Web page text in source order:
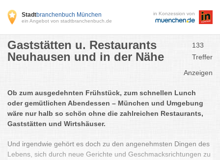
Stadtbranchenbuch München
ein Angebot von stadtbranchenbuch.de
in Konzession von
Gaststätten u. Restaurants
Neuhausen und in der Nähe
133
Treffer
Anzeigen
Ob zum ausgedehnten Frühstück, zum schnellen Lunch
oder gemütlichen Abendessen – München und Umgebung
wäre nur halb so schön ohne die zahlreichen Restaurants,
Gaststätten und Wirtshäuser.
Und irgendwie gehört es doch zu den angenehmsten Dingen des
Lebens, sich durch neue Gerichte und Geschmacksrichtungen zu